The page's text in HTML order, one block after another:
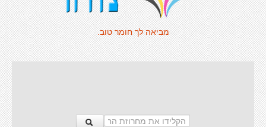
מביאה לך חומר טוב.